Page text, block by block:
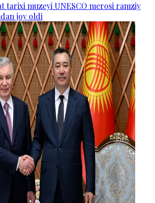
tarixi muzeyi UNESCO merosi ramziy
joy oldi